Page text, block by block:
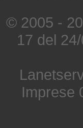
© 2005 -
17 del
Imprese